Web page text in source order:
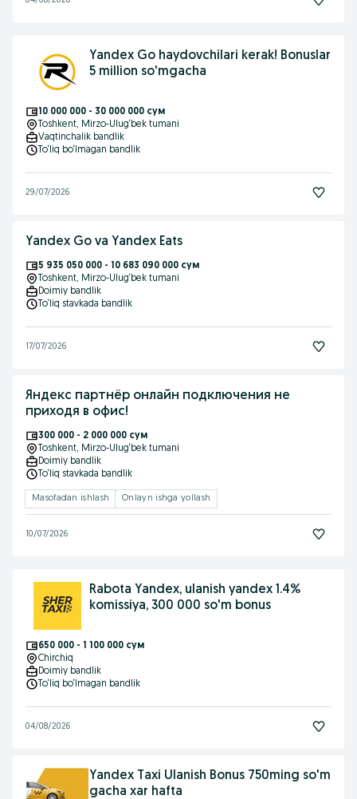
Yandex Go haydovchilari kerak! Bonuslar
5 million so'mgacha
10 000 000 - 30 000 000 сум
Toshkent, Mirzo-Ulug‘bek tumani
Vaqtinchalik bandlik
To‘liq bo‘lmagan bandlik
29/07/2026
Yandex Go va Yandex Eats
5 935 050 000 - 10 683 090 000 сум
Toshkent, Mirzo-Ulug‘bek tumani
Doimiy bandlik
To‘liq stavkada bandlik
17/07/2026
Яндекс партнёр онлайн подключения не
приходя в офис!
300 000 - 2 000 000 сум
Toshkent, Mirzo-Ulug‘bek tumani
Doimiy bandlik
To‘liq stavkada bandlik
Masofadan ishlash Onlayn ishga yollash
10/07/2026
Rabota Yandex, ulanish yandex 1.4%
komissiya, 300 000 so'm bonus
650 000 - 1 100 000 сум
Chirchiq
Doimiy bandlik
To‘liq bo‘lmagan bandlik
04/08/2026
Yandex Taxi Ulanish Bonus 750ming so'm
gacha xar hafta